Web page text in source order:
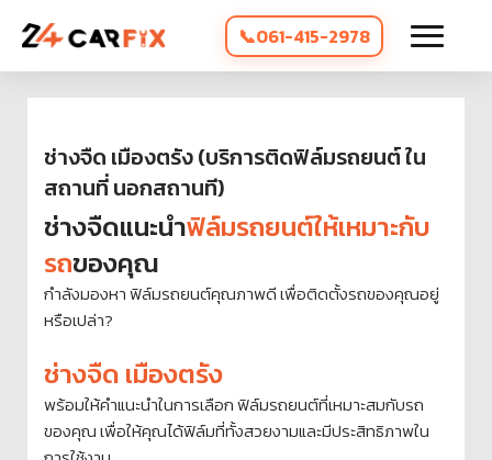
061-415-2978
ช่างจืด เมืองตรัง (บริการติดฟิล์มรถยนต์ ใน
สถานที่ นอกสถานที)
ช่างจืดแนะนำฟิล์มรถยนต์ให้เหมาะกับ
รถของคุณ
กำลังมองหา ฟิล์มรถยนต์คุณภาพดี เพื่อติดตั้งรถของคุณอยู่
หรือเปล่า?
ช่างจืด เมืองตรัง
พร้อมให้คำแนะนำในการเลือก ฟิล์มรถยนต์ที่เหมาะสมกับรถ
ของคุณ เพื่อให้คุณได้ฟิล์มที่ทั้งสวยงามและมีประสิทธิภาพใน